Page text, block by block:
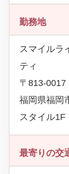
勤務地
スマイルラ
ティ
〒813-0017
福岡県福岡
スタイル1F
最寄りの交